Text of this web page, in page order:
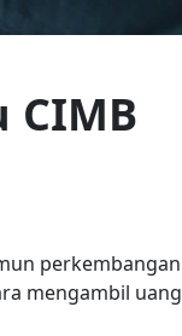
CIMB
perkembangan
mengambil uang